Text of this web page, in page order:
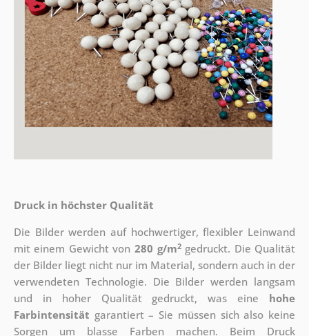
Druck in höchster Qualität
Die Bilder werden auf hochwertiger, flexibler Leinwand
mit einem Gewicht von 280 g/m2gedruckt. Die Qualität
der Bilder liegt nicht nur im Material, sondern auch in der
verwendeten Technologie. Die Bilder werden langsam
und in hoher Qualität gedruckt, was eine hohe
Farbintensität garantiert – Sie müssen sich also keine
Sorgen um blasse Farben machen. Beim Druck